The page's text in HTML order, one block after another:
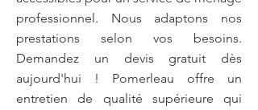
professionnel. Nous adaptons nos
prestations selon vos besoins.
Demandez un devis gratuit dès
aujourd'hui ! Pomerleau offre un
entretien de qualité supérieure qui